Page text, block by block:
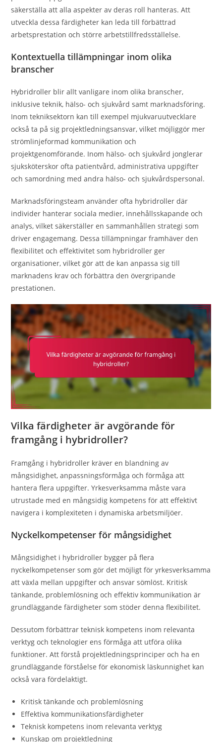
säkerställa att alla aspekter av deras roll hanteras. Att
utveckla dessa färdigheter kan leda till förbättrad
arbetsprestation och större arbetstillfredsställelse.
Kontextuella tillämpningar inom olika
branscher
Hybridroller blir allt vanligare inom olika branscher,
inklusive teknik, hälso- och sjukvård samt marknadsföring.
Inom tekniksektorn kan till exempel mjukvaruutvecklare
också ta på sig projektledningsansvar, vilket möjliggör mer
strömlinjeformad kommunikation och
projektgenomförande. Inom hälso- och sjukvård jonglerar
sjuksköterskor ofta patientvård, administrativa uppgifter
och samordning med andra hälso- och sjukvårdspersonal.
Marknadsföringsteam använder ofta hybridroller där
individer hanterar sociala medier, innehållsskapande och
analys, vilket säkerställer en sammanhållen strategi som
driver engagemang. Dessa tillämpningar framhäver den
flexibilitet och effektivitet som hybridroller ger
organisationer, vilket gör att de kan anpassa sig till
marknadens krav och förbättra den övergripande
prestationen.
Vilka färdigheter är avgörande för
framgång i hybridroller?
Framgång i hybridroller kräver en blandning av
mångsidighet, anpassningsförmåga och förmåga att
hantera flera uppgifter. Yrkesverksamma måste vara
utrustade med en mångsidig kompetens för att effektivt
navigera i komplexiteten i dynamiska arbetsmiljöer.
Nyckelkompetenser för mångsidighet
Mångsidighet i hybridroller bygger på flera
nyckelkompetenser som gör det möjligt för yrkesverksamma
att växla mellan uppgifter och ansvar sömlöst. Kritisk
tänkande, problemlösning och effektiv kommunikation är
grundläggande färdigheter som stöder denna flexibilitet.
Dessutom förbättrar teknisk kompetens inom relevanta
verktyg och teknologier ens förmåga att utföra olika
funktioner. Att förstå projektledningsprinciper och ha en
grundläggande förståelse för ekonomisk läskunnighet kan
också vara fördelaktigt.
Kritisk tänkande och problemlösning
Effektiva kommunikationsfärdigheter
Teknisk kompetens inom relevanta verktyg
Kunskap om projektledning